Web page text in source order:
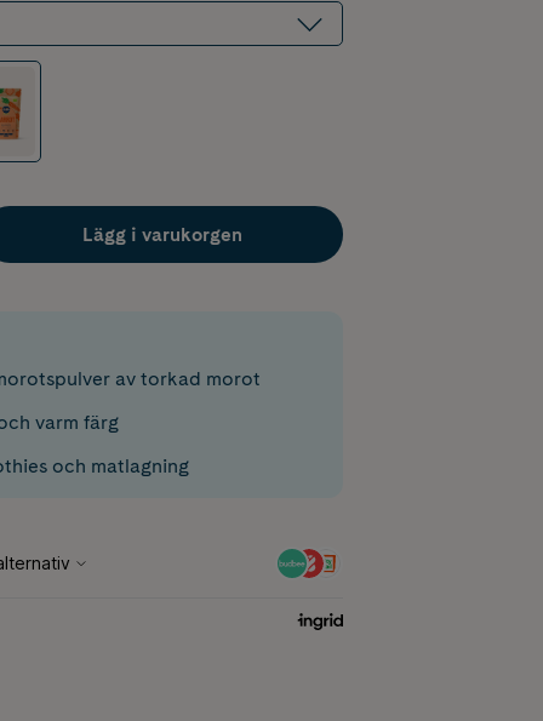
Lägg i varukorgen
av torkad morot
varm färg
och matlagning